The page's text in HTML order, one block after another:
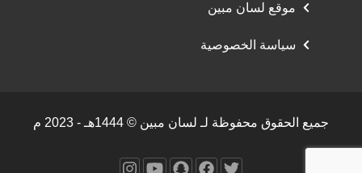
موقع لسان مبين
سياسة الخصوصية
جميع الحقوق محفوظة لـ لسان مبين © 1444هـ - 2023 م